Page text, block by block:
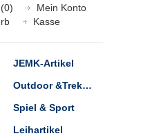
Mein Konto
Kasse
JEMK-Artikel
Outdoor &Trekking
Spiel & Sport
Leihartikel